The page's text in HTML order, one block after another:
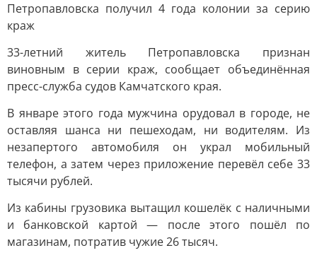
Петропавловска получил 4 года колонии за серию
краж
33-летний житель Петропавловска признан
виновным в серии краж, сообщает объединённая
пресс-служба судов Камчатского края.
В январе этого года мужчина орудовал в городе, не
оставляя шанса ни пешеходам, ни водителям. Из
незапертого автомобиля он украл мобильный
телефон, а затем через приложение перевёл себе 33
тысячи рублей.
Из кабины грузовика вытащил кошелёк с наличными
и банковской картой — после этого пошёл по
магазинам, потратив чужие 26 тысяч.